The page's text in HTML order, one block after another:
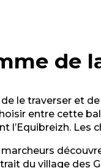
de
le traverser et
entre cette
l’Equibreizh. Les
du village des